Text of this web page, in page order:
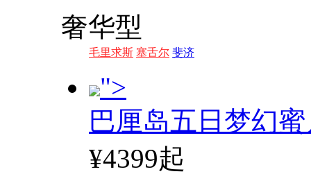
奢华型
毛里求斯 塞舌尔 斐济
">
巴厘岛五日梦幻
¥4399起